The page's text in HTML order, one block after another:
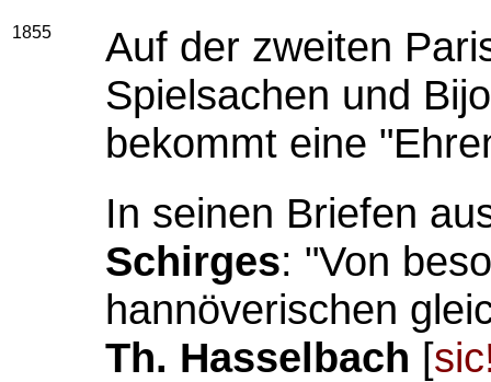
1855
Auf der zweiten
Spielsachen und
bekommt eine
In seinen Briefen
Schirges: "Von
hannöverischen
Th. Hasselbach [